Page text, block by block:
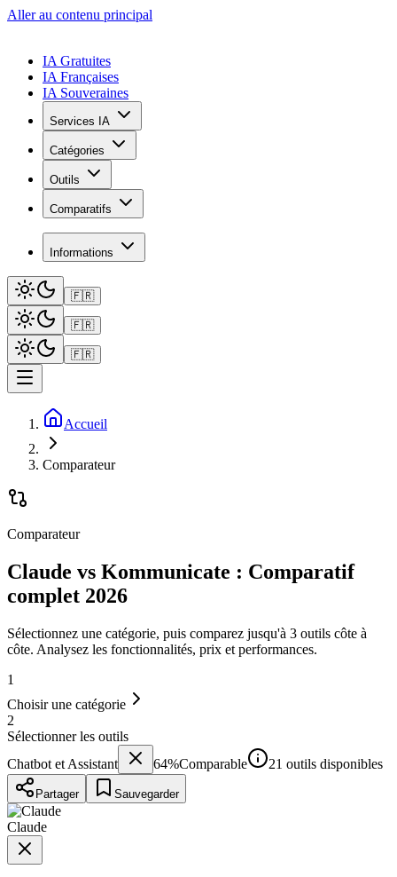
Aller au contenu principal
IA Gratuites
IA Françaises
IA Souveraines
Services IA
Catégories
Outils
Comparatifs
Informations
🇫🇷
🇫🇷
🇫🇷
Accueil
Comparateur
Comparateur
Claude vs Kommunicate : Comparatif
complet 2026
Sélectionnez une catégorie, puis comparez jusqu'à 3 outils côte à
côte. Analysez les fonctionnalités, prix et performances.
1
Choisir une catégorie
2
Sélectionner les outils
Chatbot et Assistant
64%Comparable 21 outils disponibles
Partager Sauvegarder
Claude